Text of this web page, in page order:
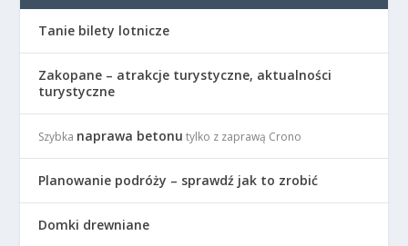
Tanie bilety lotnicze
Zakopane – atrakcje turystyczne, aktualności
turystyczne
Szybka naprawa betonu tylko z zaprawą Crono
Planowanie podróży – sprawdź jak to zrobić
Domki drewniane